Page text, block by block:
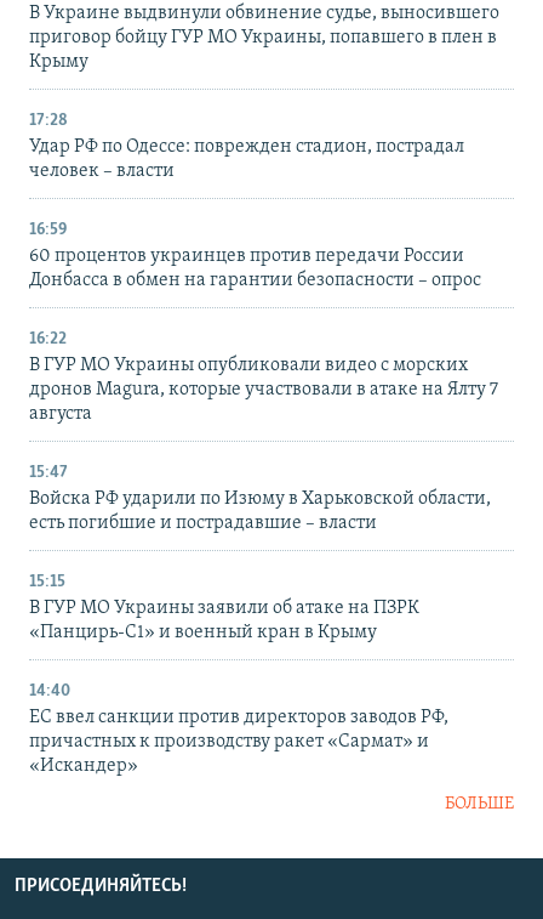
В Украине выдвинули обвинение судье, выносившего
приговор бойцу ГУР МО Украины, попавшего в плен в
Крыму
17:28
Удар РФ по Одессе: поврежден стадион, пострадал
человек – власти
16:59
60 процентов украинцев против передачи России
Донбасса в обмен на гарантии безопасности – опрос
16:22
В ГУР МО Украины опубликовали видео с морских
дронов Magura, которые участвовали в атаке на Ялту 7
августа
15:47
Войска РФ ударили по Изюму в Харьковской области,
есть погибшие и пострадавшие – власти
15:15
В ГУР МО Украины заявили об атаке на ПЗРК
«Панцирь-С1» и военный кран в Крыму
14:40
ЕС ввел санкции против директоров заводов РФ,
причастных к производству ракет «Сармат» и
«Искандер»
БОЛЬШЕ
ПРИСОЕДИНЯЙТЕСЬ!